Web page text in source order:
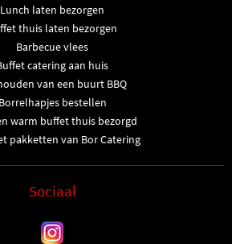
Lunch laten bezorgen
thuis laten bezorgen
Barbecue vlees
catering aan huis
van een buurt BBQ
Borrelhapjes bestellen
warm buffet thuis bezorgd
pakketten van Bor Catering
Sociaal